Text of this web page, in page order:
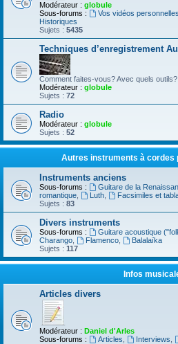
Modérateur : globule
Sous-forums :
Vos vidéos personnelles
Historiques
Sujets : 5435
Techniques d’enregistrement
Comment faites-vous? Avec quels outils?
Modérateur : globule
Sujets : 72
Radio
Modérateur : globule
Sujets : 52
Autres instruments à cordes
Instruments anciens
Sous-forums : Guitare de la
romantique
Luth,
Facsimiles et
Sujets : 83
Divers instruments
Sous-forums : Guitare acoustique
Charango
Flamenco,
Balalaïka
Sujets : 117
Infos
Articles divers
Modérateur : Daniel d'Arles
Sous-forums :
Articles Interviews